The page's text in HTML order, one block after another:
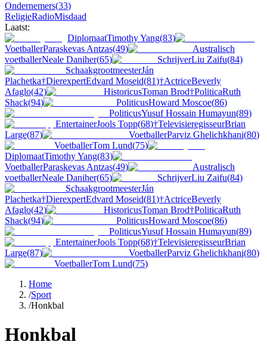
Ondernemers(33)
ReligieRadioMisdaad
Laatst:
DiplomaatTimothy Yang(83)
VoetballerParaskevas Antzas(49)
Australisch
voetballerNeale Daniher(65) SchrijverLiu Zaifu(84)
SchaakgrootmeesterJán
Plachetka†DierexpertEdvard Moseid(81)†ActriceBeverly
Afaglo(42) HistoricusToman Brod†PoliticaRuth
Shack(94) PoliticusHoward Moscoe(86)
PoliticusYusuf Hossain Humayun(89)
EntertainerJools Topp(68)†TelevisieregisseurBrian
Large(87) VoetballerParviz Ghelichkhani(80)
VoetballerTom Lund(75)
DiplomaatTimothy Yang(83)
VoetballerParaskevas Antzas(49)
Australisch
voetballerNeale Daniher(65) SchrijverLiu Zaifu(84)
SchaakgrootmeesterJán
Plachetka†DierexpertEdvard Moseid(81)†ActriceBeverly
Afaglo(42) HistoricusToman Brod†PoliticaRuth
Shack(94) PoliticusHoward Moscoe(86)
PoliticusYusuf Hossain Humayun(89)
EntertainerJools Topp(68)†TelevisieregisseurBrian
Large(87) VoetballerParviz Ghelichkhani(80)
VoetballerTom Lund(75)
Home
/Sport
/Honkbal
Honkbal